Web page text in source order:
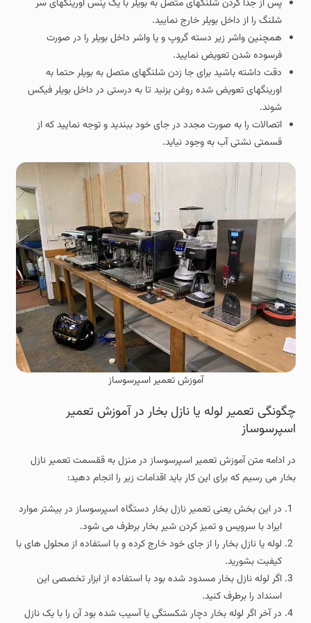
پس از جدا کردن شلنگهای متصل به بویلر با یک پنس اورینگهای سر
شلنگ را از داخل بویلر خارج نمایید.
همچنین واشر زیر دسته گروپ و یا واشر داخل بویلر را در صورت
فرسوده شدن تعویض نمایید.
دقت داشته باشید برای جا زدن شلنگهای متصل به بویلر حتما به
اورینگهای تعویض شده روغن بزنید تا به درستی در داخل بویلر فیکس
شوند.
اتصالات را به صورت مجدد در جای خود ببندید و توجه نمایید که از
قسمتی نشتی آب به وجود نیاید.
آموزش تعمیر اسپرسوساز
چگونگی تعمیر لوله یا نازل بخار در آموزش تعمیر
اسپرسوساز
در ادامه متن آموزش تعمیر اسپرسوساز در منزل به ققسمت تعمیر نازل
بخار می رسیم که برای این کار باید اقدامات زیر را انجام دهید:
در این بخش یعنی تعمیر نازل بخار دستگاه اسپرسوساز در بیشتر موارد
ایراد با سرویس و تمیز کردن شیر بخار برطرف می شود.
لوله یا نازل بخار را از جای خود خارج کرده و با استفاده از محلول های با
کیفیت بشورید.
اگر لوله نازل بخار مسدود شده بود با استفاده از ابزار تخصصی این
اسنداد را برطرف کنید.
در آخر اگر لوله بخار دچار شکستگی یا آسیب شده بود آن را با یک نازل